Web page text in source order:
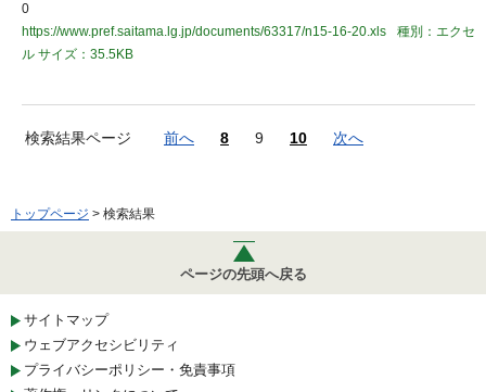
0
https://www.pref.saitama.lg.jp/documents/63317/n15-16-20.xls
種別：エクセ
ル サイズ：35.5KB
検索結果ページ 前へ 8 9 10 次へ
トップページ > 検索結果
ページの先頭へ戻る
サイトマップ
ウェブアクセシビリティ
プライバシーポリシー・免責事項